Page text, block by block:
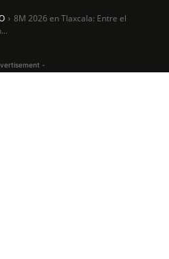
8M 2026 en Tlaxcala: Entre el
-